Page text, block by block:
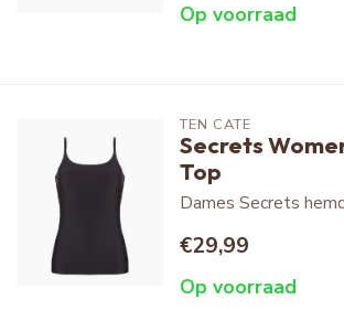
Op voorraad
TEN CATE
Secrets
Top
Dames Secrets
€29,99
Op voorraad